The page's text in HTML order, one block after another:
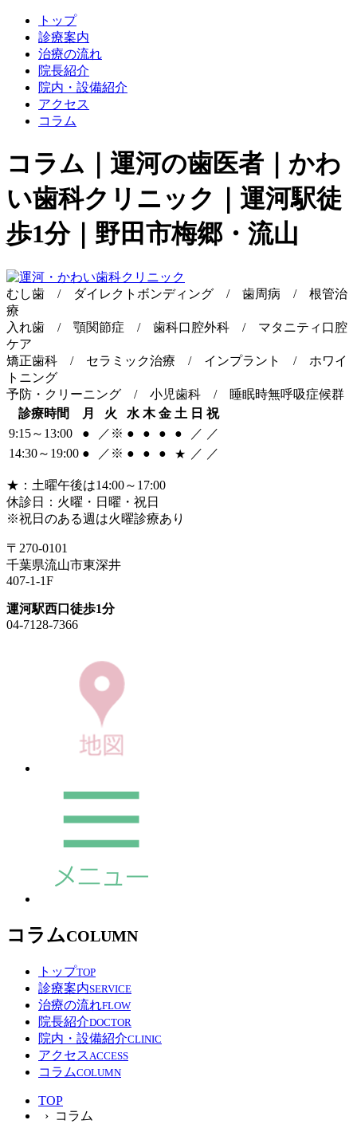
トップ
診療案内
治療の流れ
院長紹介
院内・設備紹介
アクセス
コラム
コラム｜運河の歯医者｜かわ
い歯科クリニック｜運河駅徒
歩1分｜野田市梅郷・流山
むし歯 / ダイレクトボンディング / 歯周病 / 根管治
療
入れ歯 / 顎関節症 / 歯科口腔外科 / マタニティ口腔
ケア
矯正歯科 / セラミック治療 / インプラント / ホワイ
トニング
予防・クリーニング / 小児歯科 / 睡眠時無呼吸症候群
診療時間
月 火 水 木 金 土 日 祝
9:15～13:00
● ／※ ● ● ● ● ／ ／
14:30～19:00 ● ／※ ● ● ● ★ ／ ／
★：土曜午後は14:00～17:00
休診日：火曜・日曜・祝日
※祝日のある週は火曜診療あり
〒270-0101
千葉県流山市東深井
407-1-1F
運河駅西口徒歩1分
04-7128-7366
コラムCOLUMN
トップTOP
診療案内SERVICE
治療の流れFLOW
院長紹介DOCTOR
院内・設備紹介CLINIC
アクセス ACCESS
コラムCOLUMN
TOP
› コラム